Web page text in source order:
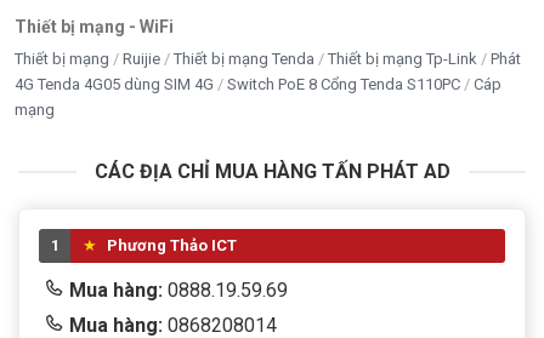
Thiết bị mạng - WiFi
Thiết bị mạng Ruijie Thiết bị mạng Tenda Thiết bị mạng Tp-Link
Phát
4G Tenda 4G05 dùng SIM 4G
Switch PoE 8 Cổng Tenda S110PC
Cáp
mạng
CÁC ĐỊA CHỈ MUA HÀNG TẤN PHÁT AD
1 Phương Thảo ICT
Mua hàng: 0888.19.59.69
Mua hàng: 0868208014